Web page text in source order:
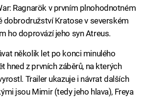
Ragnarök v prvním plnohodnotném
dobrodružství Kratose v severském
ho doprovází jeho syn Atreus.
několik let po konci minulého
hned z prvních záběrů, na kterých
Trailer ukazuje i návrat dalších
jsou Mimir (tedy jeho hlava), Freya